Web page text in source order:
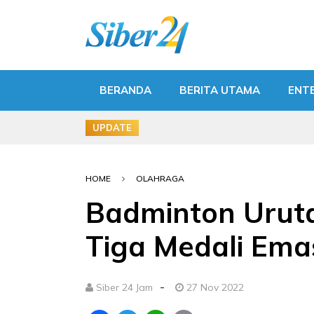
BERANDA BERITA UTAMA
UPDATE
HOME OLAHRAGA
Badminton
Tiga Medali
Siber 24 Jam - 27 Nov 2022